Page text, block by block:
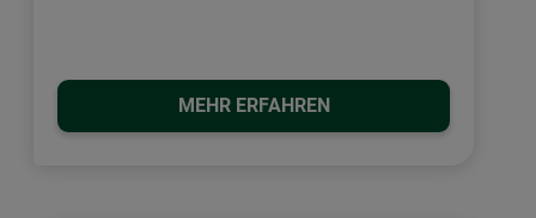
MEHR ERFAHREN